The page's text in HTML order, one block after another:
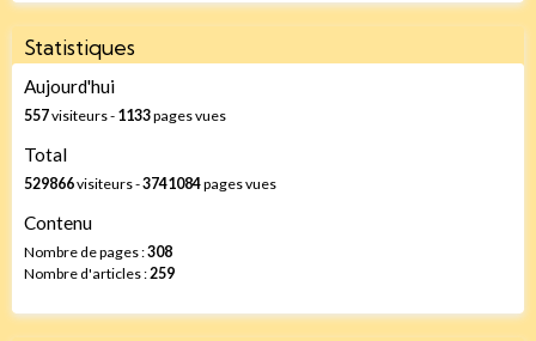
Statistiques
Aujourd'hui
557visiteurs - 1133pages vues
Total
529866visiteurs -3741084pages vues
Contenu
Nombre de pages :308
Nombre d'articles :259